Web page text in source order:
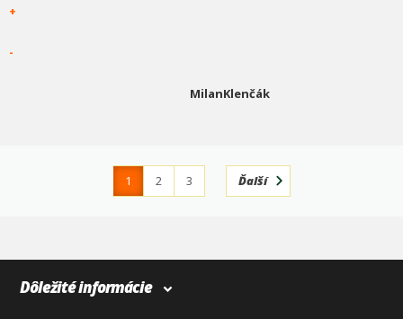
+
-
MilanKlenčák
1 2
3
Ďalší
Dôležité informácie